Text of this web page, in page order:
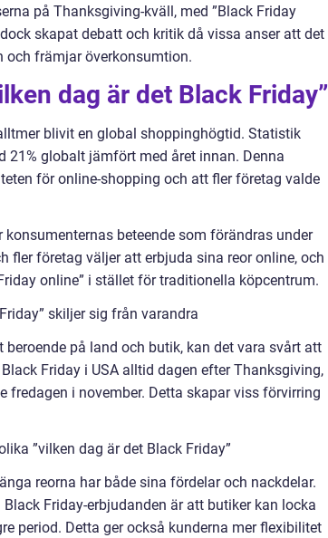
på Thanksgiving-kväll, med ”Black Friday
skapat debatt och kritik då vissa anser att det
och främjar överkonsumtion.
dag är det Black Friday”
blivit en global shoppinghögtid. Statistik
21% globalt jämfört med året innan. Denna
för online-shopping och att fler företag valde
beteende som förändras under
fler företag väljer att erbjuda sina reor online, och
online” i stället för traditionella köpcentrum.
skiljer sig från varandra
på land och butik, kan det vara svårt att
Friday i USA alltid dagen efter Thanksgiving,
i november. Detta skapar viss förvirring
”vilken dag är det Black Friday”
reorna har både sina fördelar och nackdelar.
Friday-erbjudanden är att butiker kan locka
period. Detta ger också kunderna mer flexibilitet